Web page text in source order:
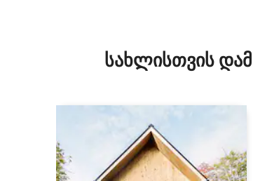
სახლისთვის